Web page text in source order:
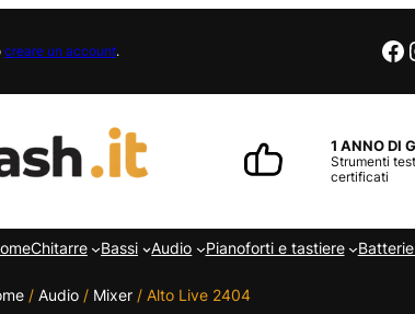
creare un account.
1 ANNO DI
Strumenti
certificati
Chitarre Bassi Audio Pianoforti e tastiere
/ Audio/ Mixer/ Alto Live 2404